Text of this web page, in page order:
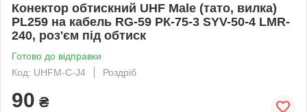
Конектор обтискний UHF Male (тато, вилка)
PL259 на кабель RG-59 РК-75-3 SYV-50-4 LMR-
240, роз'єм під обтиск
Готово до відправки
Код: UHFM-С-J4
Роздріб
90 ₴